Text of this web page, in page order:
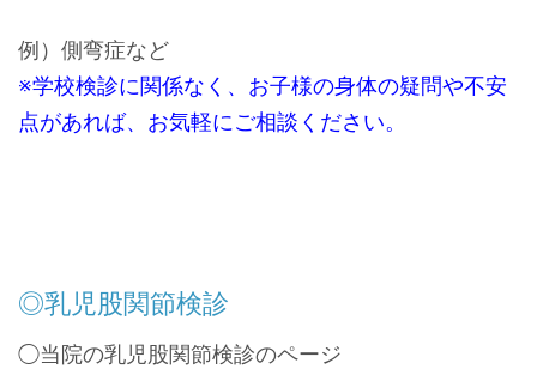
例）側弯症など
※学校検診に関係なく、 お子様の身体の疑問や不安
点があれば、お気軽にご相談ください。
◎乳児股関節検診
◯当院の乳児股関節検診のページ